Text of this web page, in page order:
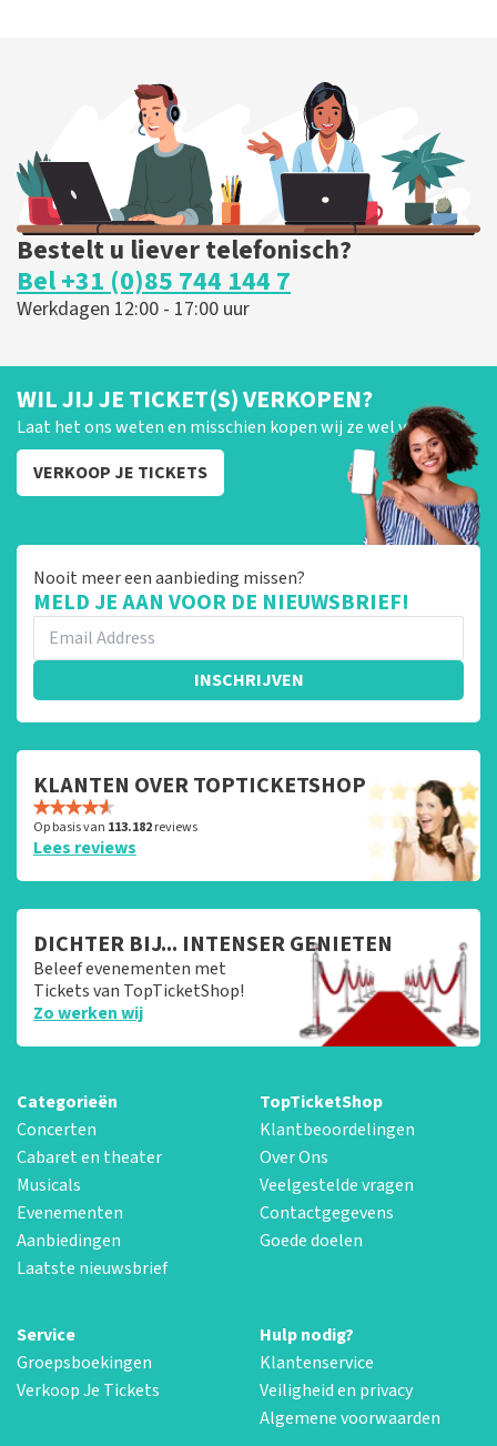
Bestelt u liever telefonisch?
Bel +31 (0)85 744 144 7
Werkdagen 12:00 - 17:00 uur
WIL JIJ JE TICKET(S) VERKOPEN?
Laat het ons weten en misschien kopen wij ze wel van je!
VERKOOP JE TICKETS
Nooit meer een aanbieding missen?
MELD JE AAN VOOR DE NIEUWSBRIEF!
INSCHRIJVEN
KLANTEN OVER TOPTICKETSHOP
Op basis van 113.182reviews
Lees reviews
DICHTER BIJ... INTENSER GENIETEN
Beleef evenementen met
Tickets van TopTicketShop!
Zo werken wij
Categorieën
Concerten
Cabaret en theater
Musicals
Evenementen
Aanbiedingen
Laatste nieuwsbrief
TopTicketShop
Klantbeoordelingen
Over Ons
Veelgestelde vragen
Contactgegevens
Goede doelen
Service
Groepsboekingen
Verkoop Je Tickets
Hulp nodig?
Klantenservice
Veiligheid en privacy
Algemene voorwaarden